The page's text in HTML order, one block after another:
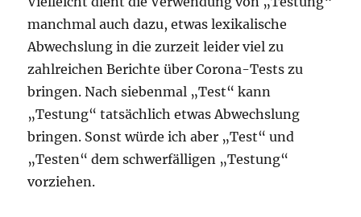
manchmal auch dazu, etwas lexikalische
Abwechslung in die zurzeit leider viel zu
zahlreichen Berichte über Corona-Tests zu
bringen. Nach siebenmal „Test“ kann
„Testung“ tatsächlich etwas Abwechslung
bringen. Sonst würde ich aber „Test“ und
„Testen“ dem schwerfälligen „Testung“
vorziehen.